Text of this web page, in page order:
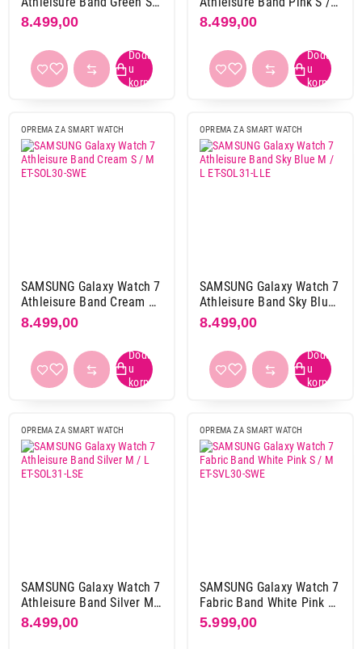
M ET-SOL30-SKE
8.499,00
M ET-SOL30-SPE
8.499,00
OPREMA ZA SMART WATCH
SAMSUNG Galaxy Watch 7
Athleisure Band Cream S
/ M ET-SOL30-SWE
8.499,00
OPREMA ZA SMART WATCH
SAMSUNG Galaxy Watch 7
Athleisure Band Sky Blue
M / L ET-SOL31-LLE
8.499,00
OPREMA ZA SMART WATCH
SAMSUNG Galaxy Watch 7
Athleisure Band Silver M /
L ET-SOL31-LSE
8.499,00
OPREMA ZA SMART WATCH
SAMSUNG Galaxy Watch 7
Fabric Band White Pink S
/ M ET-SVL30-SWE
5.999,00